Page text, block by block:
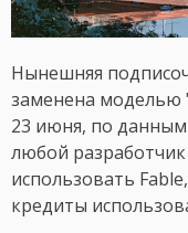
Нынешняя
заменена моделью
23 июня, по данным
любой
использовать
кредиты